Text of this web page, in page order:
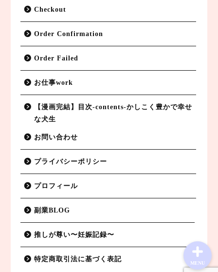
Checkout
Order Confirmation
Order Failed
お仕事work
【漫画完結】目次-contents-かしこく豊かで幸せ
な犬生
お問い合わせ
プライバシーポリシー
プロフィール
副業BLOG
推しが尊い〜妊娠記録〜
特定商取引法に基づく表記
MENU
特定商取引法に基づく表記